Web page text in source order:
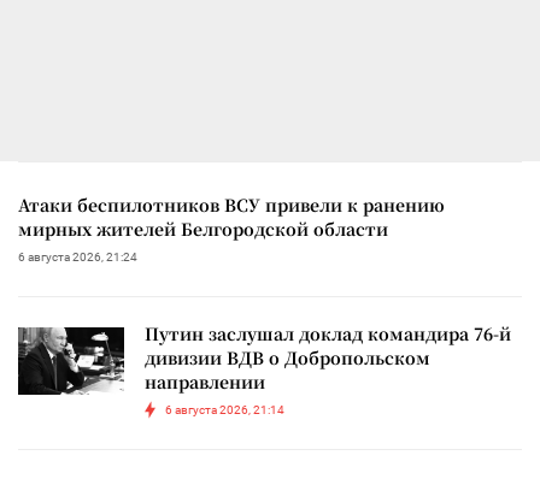
Атаки беспилотников ВСУ привели к ранению
мирных жителей Белгородской области
6 августа 2026, 21:24
Путин заслушал доклад командира 76-й
дивизии ВДВ о Добропольском
направлении
6 августа 2026, 21:14